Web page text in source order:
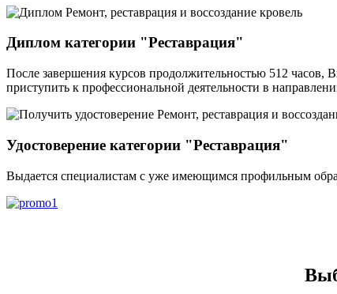
Диплом категории "Реставрация"
После завершения курсов продолжительностью 512 часов,
приступить к профессиональной деятельности в
Удостоверение категории "Реставрация"
Выдается специалистам с уже имеющимся профильным